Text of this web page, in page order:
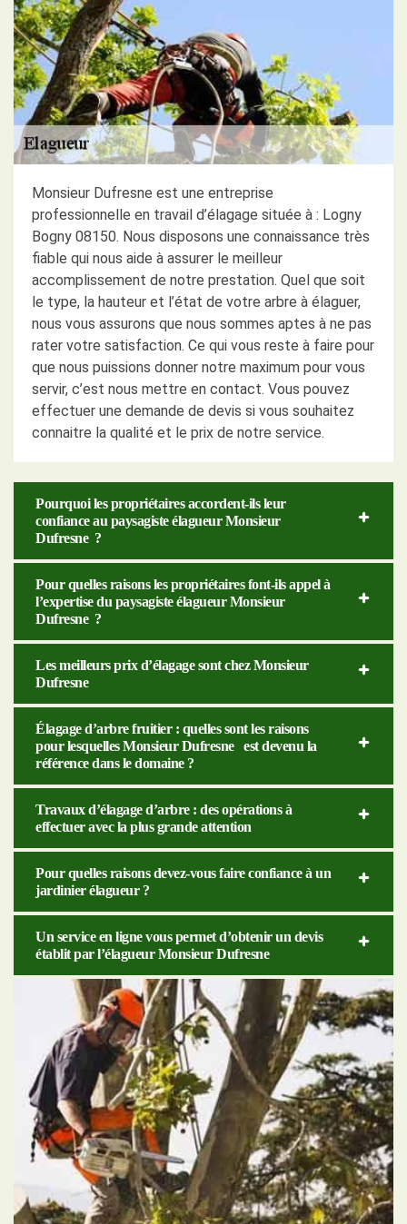
Monsieur Dufresne est une entreprise
professionnelle en travail d’élagage située à : Logny
Bogny 08150. Nous disposons une connaissance très
fiable qui nous aide à assurer le meilleur
accomplissement de notre prestation. Quel que soit
le type, la hauteur et l’état de votre arbre à élaguer,
nous vous assurons que nous sommes aptes à ne pas
rater votre satisfaction. Ce qui vous reste à faire pour
que nous puissions donner notre maximum pour vous
servir, c’est nous mettre en contact. Vous pouvez
effectuer une demande de devis si vous souhaitez
connaitre la qualité et le prix de notre service.
Pourquoi les propriétaires accordent-ils leur
confiance au paysagiste élagueur Monsieur
Dufresne ?
Pour quelles raisons les propriétaires font-ils appel à
l’expertise du paysagiste élagueur Monsieur
Dufresne ?
Les meilleurs prix d’élagage sont chez Monsieur
Dufresne
Élagage d’arbre fruitier : quelles sont les raisons
pour lesquelles Monsieur Dufresne est devenu la
référence dans le domaine ?
Travaux d’élagage d’arbre : des opérations à
effectuer avec la plus grande attention
Pour quelles raisons devez-vous faire confiance à un
jardinier élagueur ?
Un service en ligne vous permet d’obtenir un devis
établit par l’élagueur Monsieur Dufresne